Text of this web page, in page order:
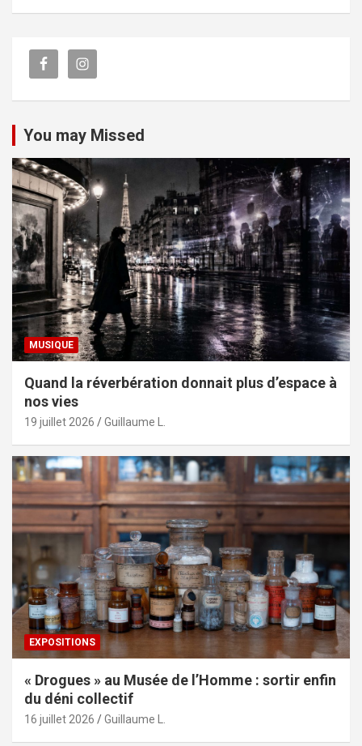
You may Missed
MUSIQUE
Quand la réverbération donnait plus d’espace à
nos vies
19 juillet 2026 Guillaume L.
EXPOSITIONS
« Drogues » au Musée de l’Homme : sortir enfin
du déni collectif
16 juillet 2026 Guillaume L.